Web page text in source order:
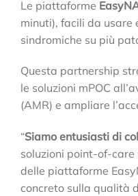
Le piattaforme
minuti), facili da usare
sindromiche su più
Questa partnership
le soluzioni mPOC
(AMR) e ampliare
“Siamo entusiasti di
soluzioni point-of-care
delle piattaforme
concreto sulla qualità